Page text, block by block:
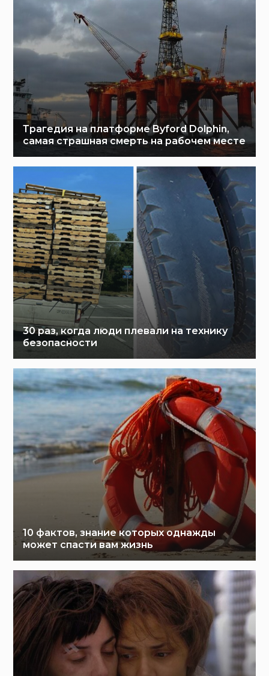
Трагедия на платформе Byford Dolphin,
самая страшная смерть на рабочем месте
30 раз, когда люди плевали на технику
безопасности
10 фактов, знание которых однажды
может спасти вам жизнь